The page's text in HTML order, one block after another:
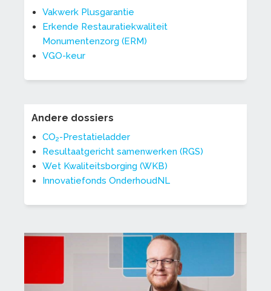
Vakwerk Plusgarantie
Erkende Restauratiekwaliteit
Monumentenzorg (ERM)
VGO-keur
Andere dossiers
CO2-Prestatieladder
Resultaatgericht samenwerken (RGS)
Wet Kwaliteitsborging (WKB)
Innovatiefonds OnderhoudNL